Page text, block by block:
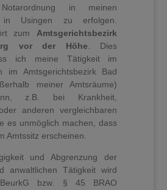
in meinen
in Usingen zu erfolgen.
zum Amtsgerichtsbezirk
vor der Höhe . Dies
ich meine Tätigkeit im
im Amtsgerichtsbezirk Bad
meiner Amtsräume)
z.B. bei Krankheit,
anderen vergleichbaren
es unmöglich machen, dass
Amtssitz erscheinen.
und Abgrenzung der
anwaltlichen Tätigkeit wird
bzw. § 45 BRAO